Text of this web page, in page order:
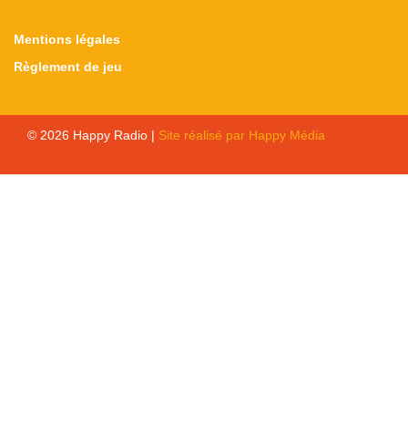
Mentions légales
Règlement de jeu
© 2026 Happy Radio | Site réalisé par Happy Média